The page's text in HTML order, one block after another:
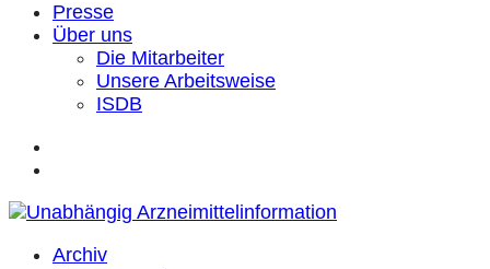
Presse
Über uns
Die Mitarbeiter
Unsere Arbeitsweise
ISDB
Archiv